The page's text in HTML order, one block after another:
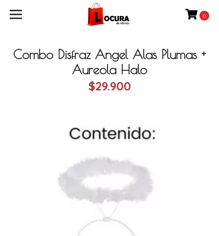
0
Combo Disfraz Angel Alas Plumas +
Aureola Halo
$29.900